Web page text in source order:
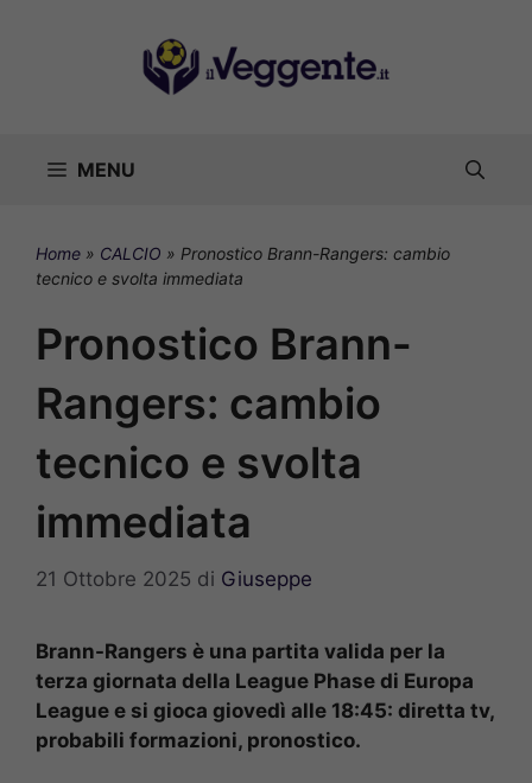
MENU
Home » CALCIO » Pronostico Brann-Rangers: cambio
tecnico e svolta immediata
Pronostico Brann-
Rangers: cambio
tecnico e svolta
immediata
21 Ottobre 2025 di Giuseppe
Brann-Rangers è una partita valida per la
terza giornata della League Phase di Europa
League e si gioca giovedì alle 18:45: diretta tv,
probabili formazioni, pronostico.